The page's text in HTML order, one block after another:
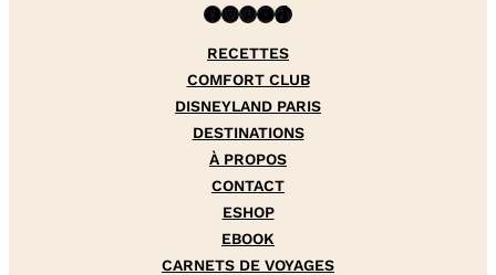
Facebook InstagramPinterest YouTube TikTok
RECETTES
COMFORT CLUB
DISNEYLAND PARIS
DESTINATIONS
À PROPOS
CONTACT
ESHOP
EBOOK
CARNETS DE VOYAGES